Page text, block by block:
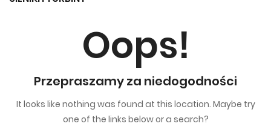
Oops!
Przepraszamy za niedogodności
It looks like nothing was found at this location. Maybe try
one of the links below or a search?